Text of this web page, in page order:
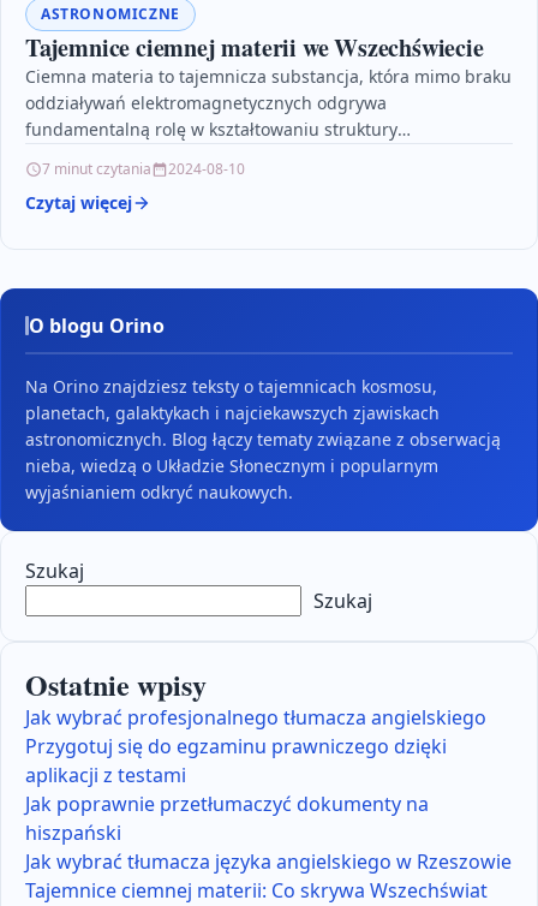
ASTRONOMICZNE
Tajemnice ciemnej materii we Wszechświecie
Ciemna materia to tajemnicza substancja, która mimo braku
oddziaływań elektromagnetycznych odgrywa
fundamentalną rolę w kształtowaniu struktury
dostrzegają…
7 minut czytania 2024-08-10
Czytaj więcej
O blogu Orino
Na Orino znajdziesz teksty o tajemnicach kosmosu,
planetach, galaktykach i najciekawszych zjawiskach
astronomicznych. Blog łączy tematy związane z obserwacją
nieba, wiedzą o Układzie Słonecznym i popularnym
wyjaśnianiem odkryć naukowych.
Szukaj
Szukaj
Ostatnie wpisy
Jak wybrać profesjonalnego tłumacza angielskiego
Przygotuj się do egzaminu prawniczego dzięki
aplikacji z testami
Jak poprawnie przetłumaczyć dokumenty na
hiszpański
Jak wybrać tłumacza języka angielskiego w Rzeszowie
Tajemnice ciemnej materii: Co skrywa Wszechświat